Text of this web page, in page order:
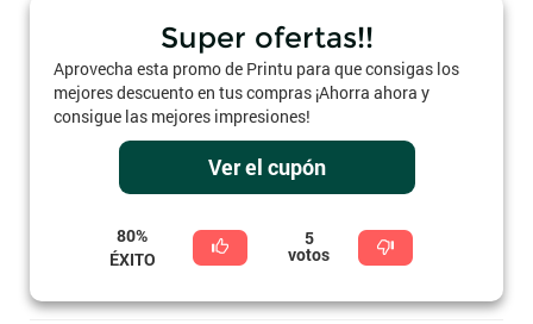
Super ofertas!!
Aprovecha esta promo de Printu para que consigas los
mejores descuento en tus compras ¡Ahorra ahora y
consigue las mejores impresiones!
Ver el cupón
80%
ÉXITO
5
votos